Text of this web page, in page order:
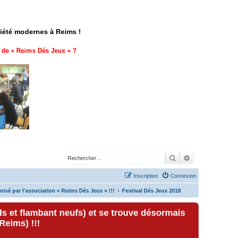
modernes à Reims !
« Reims Dés Jeux » ?
Rechercher
Connexion
Inscription
par l'association « Reims Dés Jeux » !!! Festival Dés Jeux 2018
et flambant neufs) et se trouve désormais
!!!